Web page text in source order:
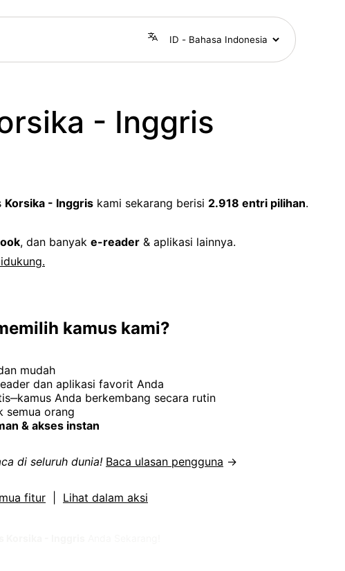
- Inggris
Korsika - Inggris kami sekarang berisi 2.918 entri pilihan.
, dan banyak e-reader & aplikasi lainnya.
kamus kami?
mudah
dan aplikasi favorit Anda
Anda berkembang secara rutin
semua orang
& akses instan
di seluruh dunia! Baca ulasan pengguna →
fitur Lihat dalam aksi